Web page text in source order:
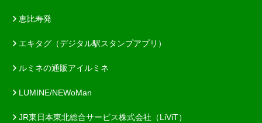
恵比寿発
エキタグ（デジタル駅スタンプアプリ）
ルミネの通販アイルミネ
LUMINE/NEWoMan
JR東日本東北総合サービス株式会社（LiViT）